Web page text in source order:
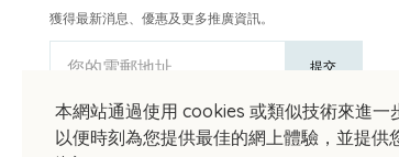
本網站通過使用 cookies 或類似技術來進一
以便時刻為您提供最佳的網上體驗，並提供
獲得最新消息、優惠及更多推廣資訊。
您的電郵地址 提交